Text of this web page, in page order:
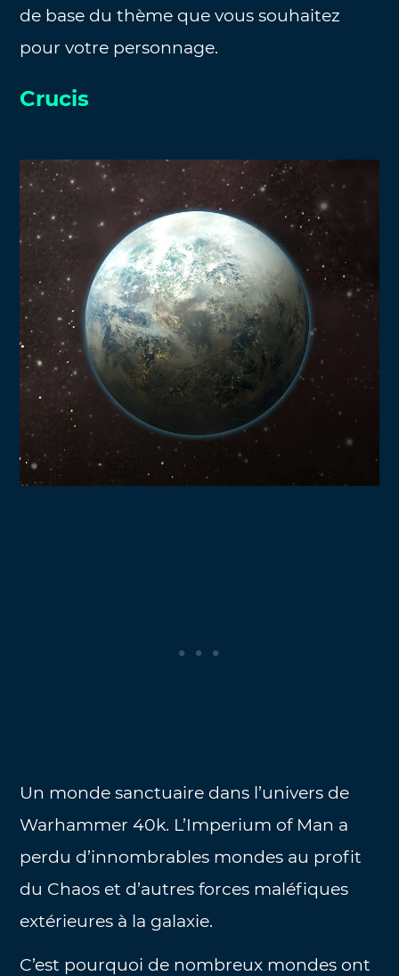
de base du thème que vous souhaitez
pour votre personnage.
Crucis
Un monde sanctuaire dans l’univers de
Warhammer 40k. L’Imperium of Man a
perdu d’innombrables mondes au profit
du Chaos et d’autres forces maléfiques
extérieures à la galaxie.
C’est pourquoi de nombreux mondes ont